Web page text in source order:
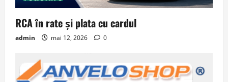
RCA în rate și plata cu cardul
admin mai 12, 2026 0